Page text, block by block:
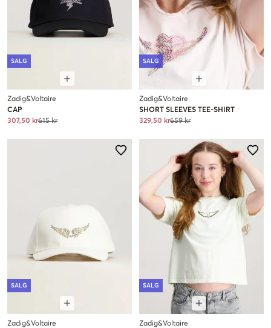
SALG
Zadig&Voltaire
CAP
307,50 kr615 kr
SALG
Zadig&Voltaire
SHORT SLEEVES TEE-SHIRT
329,50 kr659 kr
SALG
Zadig&Voltaire
SALG
Zadig&Voltaire